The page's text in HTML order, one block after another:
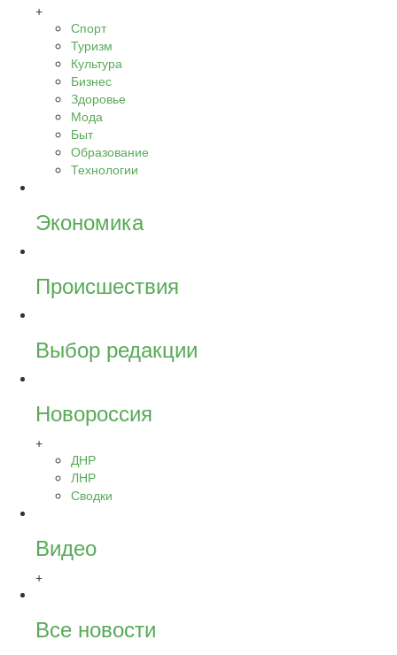
+
Спорт
Туризм
Культура
Бизнес
Здоровье
Мода
Быт
Образование
Технологии
Экономика
Происшествия
Выбор редакции
Новороссия
+
ДНР
ЛНР
Сводки
Видео
+
Все новости